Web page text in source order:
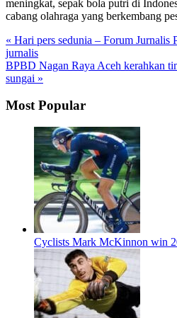
meningkat, sepak bola putri di
cabang olahraga yang berkembang
« Hari pers sedunia – Forum Jurnalis
jurnalis
BPBD Nagan Raya Aceh kerahkan
sungai »
Most Popular
Cyclists Mark McKinnon win